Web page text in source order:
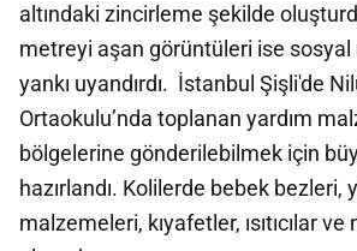
altındaki zincirleme şekilde
metreyi aşan görüntüleri ise
yankı uyandırdı. İstanbul Şişli'de
Ortaokulu’nda toplanan yardım
bölgelerine gönderilebilmek için
hazırlandı. Kolilerde bebek bezleri,
malzemeleri, kıyafetler, ısıtıcılar